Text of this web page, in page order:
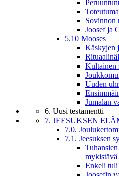
Sovinnon
Joosef ja
5.10 Mooses
Käskyjen
Kultainen
Uuden
Jumalan
6. Uusi testamentti
7. JEESUKSEN
7.0.
7.1. Jeesuksen
Enkeli tuli